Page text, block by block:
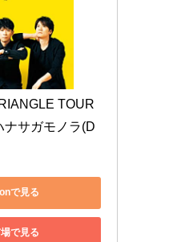
TOUR
ナサガモノラ(D
で見る
で見る